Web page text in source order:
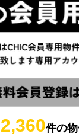
件の